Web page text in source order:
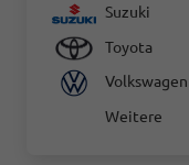
Suzuki
Toyota
Volkswagen
Weitere